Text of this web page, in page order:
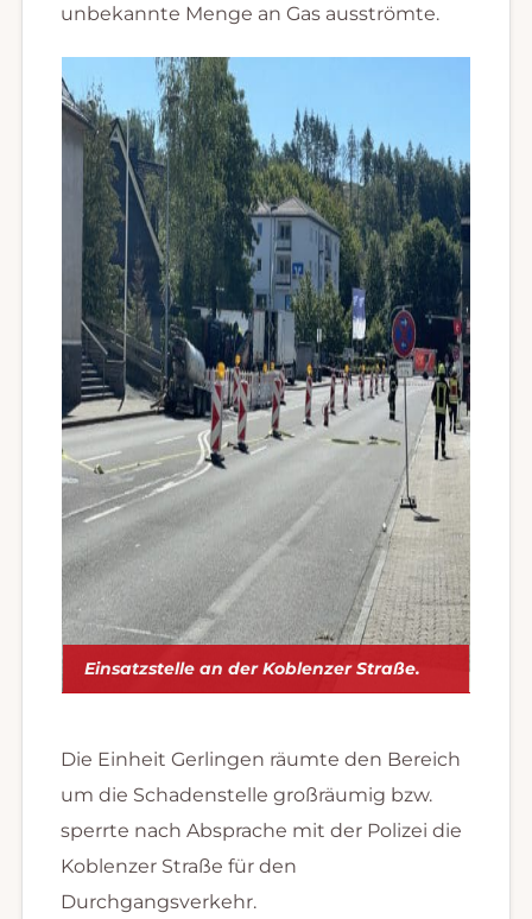
unbekannte Menge an Gas ausströmte.
Einsatzstelle an der Koblenzer Straße.
Die Einheit Gerlingen räumte den Bereich
um die Schadenstelle großräumig bzw.
sperrte nach Absprache mit der Polizei die
Koblenzer Straße für den
Durchgangsverkehr.